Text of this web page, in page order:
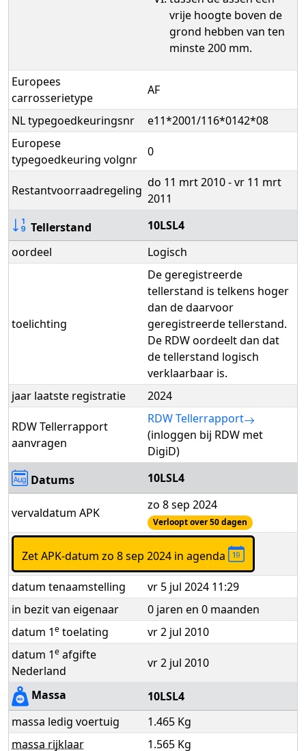
vrije hoogte boven de
grond hebben van ten
minste 200 mm.
Europees
carrosserietype
AF
NL typegoedkeuringsnr
e11*2001/116*0142*08
Europese
typegoedkeuring volgnr
0
Restantvoorraadregeling
do 11 mrt 2010 - vr 11 mrt
2011
Tellerstand
10LSL4
oordeel
Logisch
toelichting
De geregistreerde
tellerstand is telkens hoger
dan de daarvoor
geregistreerde tellerstand.
De RDW oordeelt dan dat
de tellerstand logisch
verklaarbaar is.
jaar laatste registratie
2024
RDW Tellerrapport
aanvragen
RDW Tellerrapport
(inloggen bij RDW met
DigiD)
Datums
10LSL4
vervaldatum APK
zo 8 sep 2024
Verloopt over 50 dagen
Zet APK-datum zo 8 sep 2024 in agenda
datum tenaamstelling
vr 5 jul 2024 11:29
in bezit van eigenaar
0 jaren en 0 maanden
datum 1e toelating
vr 2 jul 2010
datum 1e afgifte
Nederland
vr 2 jul 2010
Massa
10LSL4
massa ledig voertuig
1.465 Kg
massa rijklaar
1.565 Kg